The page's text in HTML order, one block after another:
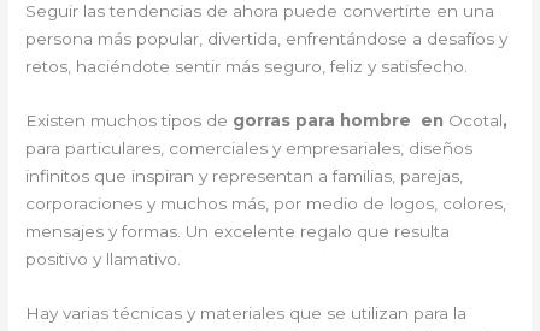
Seguir las tendencias de ahora puede convertirte en una
persona más popular, divertida, enfrentándose a desafíos y
retos, haciéndote sentir más seguro, feliz y satisfecho.
Existen muchos tipos de gorras para hombre en Ocotal,
para particulares, comerciales y empresariales, diseños
infinitos que inspiran y representan a familias, parejas,
corporaciones y muchos más, por medio de logos, colores,
mensajes y formas. Un excelente regalo que resulta
positivo y llamativo.
Hay varias técnicas y materiales que se utilizan para la